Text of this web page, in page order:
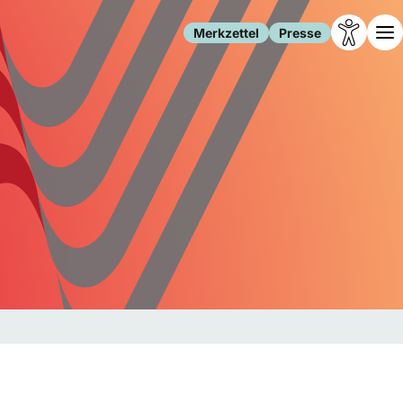
Merkzettel Presse
Leben
Familie
Freizeit
Gesundheit
Internet
Gesellschaft
Forschung
Migration
Polizei